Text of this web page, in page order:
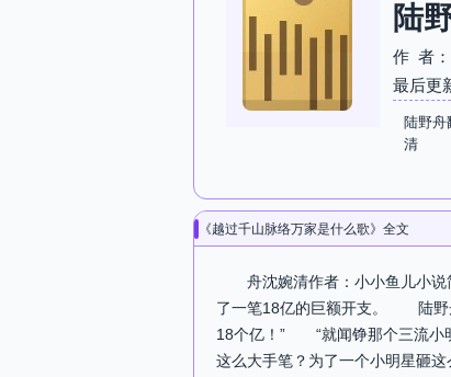
陆
作 者
最后更
陆野舟
清
《越过千山脉络万家是什么歌》全文
舟沈婉清作者：小小鱼儿小
了一笔18亿的巨额开支。 陆野
18个亿！” “就闻铮那个三流小
这么大手笔？为了一个小明星砸